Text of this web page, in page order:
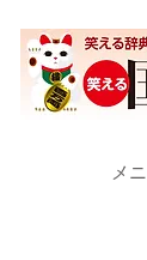
メ